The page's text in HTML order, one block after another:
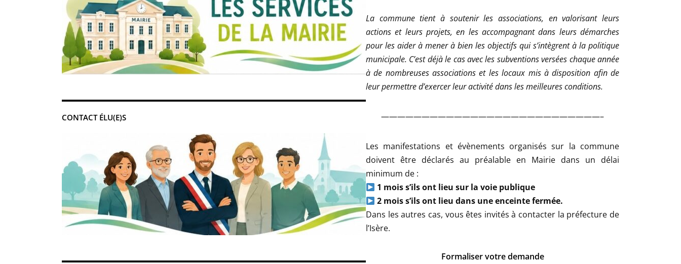
CONTACT ÉLU(E)S
La commune tient à soutenir les associations, en valorisant leurs
actions et leurs projets, en les accompagnant dans leurs démarches
pour les aider à mener à bien les objectifs qui s’intègrent à la politique
municipale. C’est déjà le cas avec les subventions versées chaque année
à de nombreuses associations et les locaux mis à disposition afin de
leur permettre d’exercer leur activité dans les meilleures conditions.
———————————————————————————–
Les manifestations et évènements organisés sur la commune
doivent être déclarés au préalable en Mairie dans un délai
minimum de :
1 mois s’ils ont lieu sur la voie publique
2 mois s’ils ont lieu dans une enceinte fermée.
Dans les autres cas, vous êtes invités à contacter la préfecture de
l’Isère.
Formaliser votre demande